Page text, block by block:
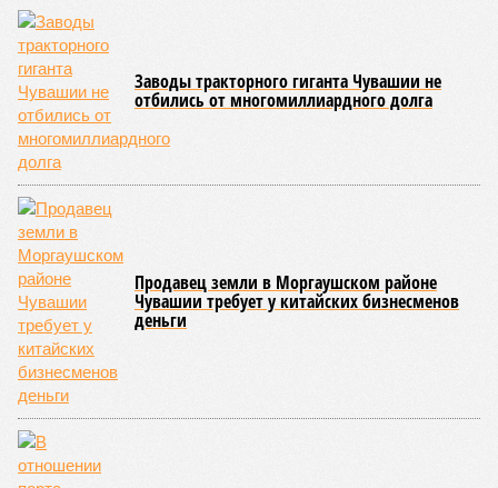
Заводы тракторного гиганта Чувашии не
отбились от многомиллиардного долга
Продавец земли в Моргаушском районе
Чувашии требует у китайских бизнесменов
деньги